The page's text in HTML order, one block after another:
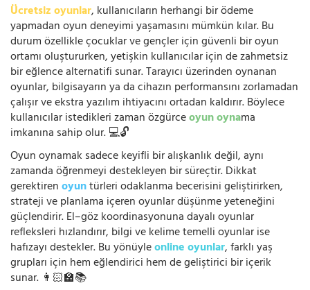
Ücretsiz oyunlar, kullanıcıların herhangi bir ödeme
yapmadan oyun deneyimi yaşamasını mümkün kılar. Bu
durum özellikle çocuklar ve gençler için güvenli bir oyun
ortamı oluştururken, yetişkin kullanıcılar için de zahmetsiz
bir eğlence alternatifi sunar. Tarayıcı üzerinden oynanan
oyunlar, bilgisayarın ya da cihazın performansını zorlamadan
çalışır ve ekstra yazılım ihtiyacını ortadan kaldırır. Böylece
kullanıcılar istedikleri zaman özgürceoyun oynama
imkanına sahip olur. 💻🔓
Oyun oynamak sadece keyifli bir alışkanlık değil, aynı
zamanda öğrenmeyi destekleyen bir süreçtir. Dikkat
gerektirenoyuntürleri odaklanma becerisini geliştirirken,
strateji ve planlama içeren oyunlar düşünme yeteneğini
güçlendirir. El–göz koordinasyonuna dayalı oyunlar
refleksleri hızlandırır, bilgi ve kelime temelli oyunlar ise
hafızayı destekler. Bu yönüyleonline oyunlar, farklı yaş
grupları için hem eğlendirici hem de geliştirici bir içerik
sunar. 👩🏻‍🏫📚